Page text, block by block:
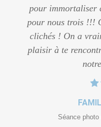
pour immortaliser
pour nous trois !!!
clichés ! On a
plaisir à te
Séance